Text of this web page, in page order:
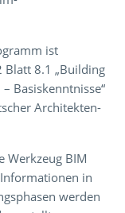
ist
8.1 „Building
Basiskenntnisse“
Architekten-
Werkzeug BIM
in
werden